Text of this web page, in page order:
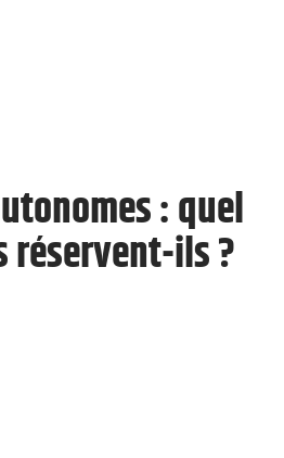
: quel
réservent-ils ?